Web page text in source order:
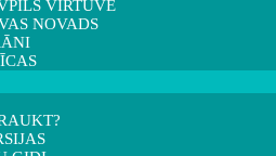
VIRTUVE
NOVADS